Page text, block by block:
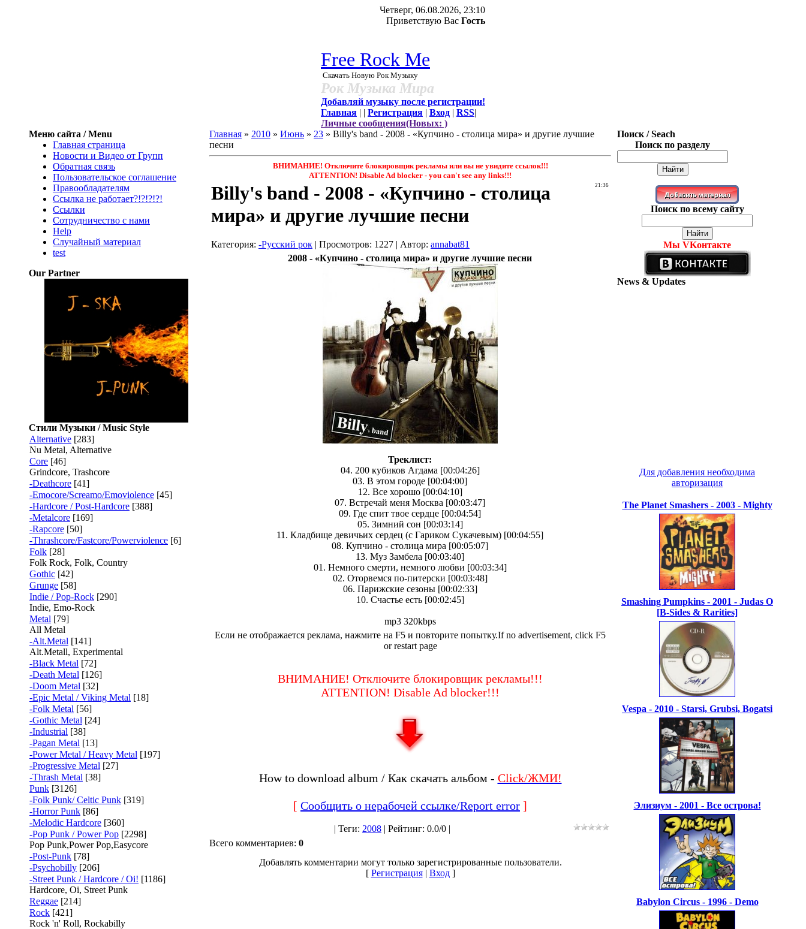
Четверг, 06.08.2026, 23:10
Приветствую Вас Гость
Free Rock Me
Скачать Новую Рок Музыку
Рок Музыка Мира
Добавляй музыку после регистрации!
Главная | | Регистрация | Вход | RSS|
Личные сообщения(Новых: )
Меню сайта / Menu
Главная страница
Новости и Видео от Групп
Обратная связь
Пользовательское соглашение
Правообладателям
Ссылка не работает?!?!?!?!
Ссылки
Сотрудничество с нами
Help
Cлучайный материал
test
Our Partner
Стили Музыки / Music Style
Alternative [283]
Nu Metal, Alternative
Core [46]
Grindcore, Trashcore
-Deathcore [41]
-Emocore/Screamo/Emoviolence [45]
-Hardcore / Post-Hardcore [388]
-Metalcore [169]
-Rapcore [50]
-Thrashcore/Fastcore/Powerviolence [6]
Folk [28]
Folk Rock, Folk, Country
Gothic [42]
Grunge [58]
Indie / Pop-Rock [290]
Indie, Emo-Rock
Metal [79]
All Metal
-Alt.Metal [141]
Alt.Metall, Experimental
-Black Metal [72]
-Death Metal [126]
-Doom Metal [32]
-Epic Metal / Viking Metal [18]
-Folk Metal [56]
-Gothic Metal [24]
-Industrial [38]
-Pagan Metal [13]
-Power Metal / Heavy Metal [197]
-Progressive Metal [27]
-Thrash Metal [38]
Punk [3126]
-Folk Punk/ Celtic Punk [319]
-Horror Punk [86]
-Melodic Hardcore [360]
-Pop Punk / Power Pop [2298]
Pop Punk,Power Pop,Easycore
-Post-Punk [78]
-Psychobilly [206]
-Street Punk / Hardcore / Oi! [1186]
Hardcore, Oi, Street Punk
Reggae [214]
Rock [421]
Rock 'n' Roll, Rockabilly
Главная » 2010 » Июнь » 23 » Billy's band - 2008 - «Купчино - столица мира» и другие лучшие
песни
ВНИМАНИЕ! Отключите блокировщик рекламы или вы не увидите ссылок!!!
ATTENTION! Disable Ad blocker - you саn't see any links!!!
21:36
Billy's band - 2008 - «Купчино - столица
мира» и другие лучшие песни
Категория: -Русский рок | Просмотров: 1227 | Автор: annabat81
2008 - «Купчино - столица мира» и другие лучшие песни
Треклист:
04. 200 кубиков Агдама [00:04:26]
03. В этом городе [00:04:00]
12. Все хорошо [00:04:10]
07. Встречай меня Москва [00:03:47]
09. Где спит твое сердце [00:04:54]
05. Зимний сон [00:03:14]
11. Кладбище девичьих сердец (с Гариком Сукачевым) [00:04:55]
08. Купчино - столица мира [00:05:07]
13. Муз Замбела [00:03:40]
01. Немного смерти, немного любви [00:03:34]
02. Оторвемся по-питерски [00:03:48]
06. Парижские сезоны [00:02:33]
10. Счастье есть [00:02:45]
mp3 320kbps
Если не отображается реклама, нажмите на F5 и повторите попытку.If no advertisement, click F5
or restart page
ВНИМАНИЕ! Отключите блокировщик рекламы!!!
ATTENTION! Disable Ad blocker!!!
How to download album / Как скачать альбом - Click/ЖМИ!
[ Сообщить о нерабочей ссылке/Report error ]
| Теги: 2008 | Рейтинг: 0.0/0 |
Всего комментариев: 0
Добавлять комментарии могут только зарегистрированные пользователи.
[ Регистрация| Вход]
Поиск / Seach
Поиск по разделу
Поиск по всему сайту
Мы VKонтакте
News & Updates
Для добавления необходима
авторизация
The Planet Smashers - 2003 - Mighty
Smashing Pumpkins - 2001 - Judas O
[B-Sides & Rarities]
Vespa - 2010 - Starsi, Grubsi, Bogatsi
Элизиум - 2001 - Все острова!
Babylon Circus - 1996 - Demo